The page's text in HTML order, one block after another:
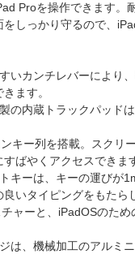
Proを操作できます。
しっかり守るので、
いカンチレバーにより
ます。
の内蔵トラックパッド
キー列を搭載。スクリ
ばやくアクセスできま
キーは、キーの運びが
いタイピングをもたら
ャーと、iPadOSのた
は、機械加工のアルミ